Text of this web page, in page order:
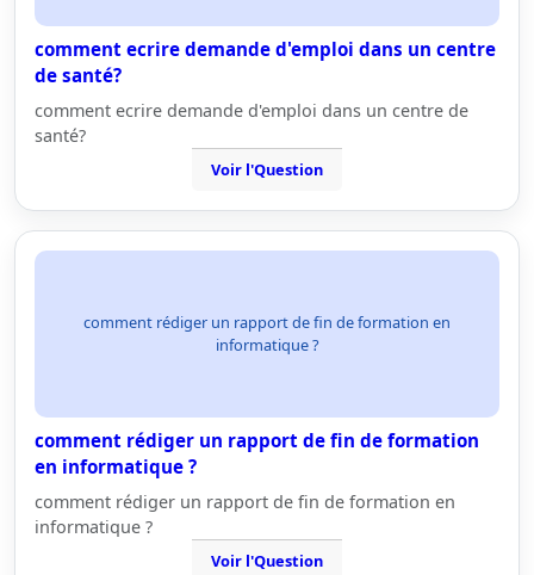
comment ecrire demande d'emploi dans un centre
de santé?
comment ecrire demande d'emploi dans un centre de
santé?
Voir l'Question
comment rédiger un rapport de fin de formation en
informatique ?
comment rédiger un rapport de fin de formation
en informatique ?
comment rédiger un rapport de fin de formation en
informatique ?
Voir l'Question